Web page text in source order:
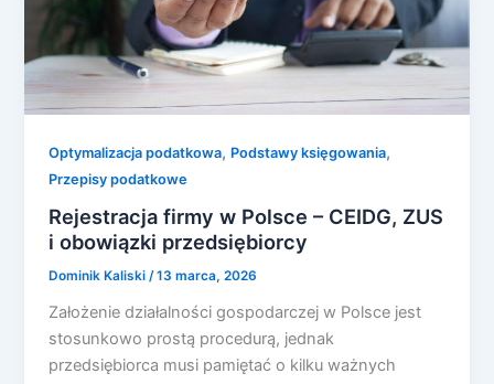
Optymalizacja podatkowa, Podstawy księgowania,
Przepisy podatkowe
Rejestracja firmy w Polsce – CEIDG, ZUS
i obowiązki przedsiębiorcy
Dominik Kaliski/13 marca, 2026
Założenie działalności gospodarczej w Polsce jest
stosunkowo prostą procedurą, jednak
przedsiębiorca musi pamiętać o kilku ważnych